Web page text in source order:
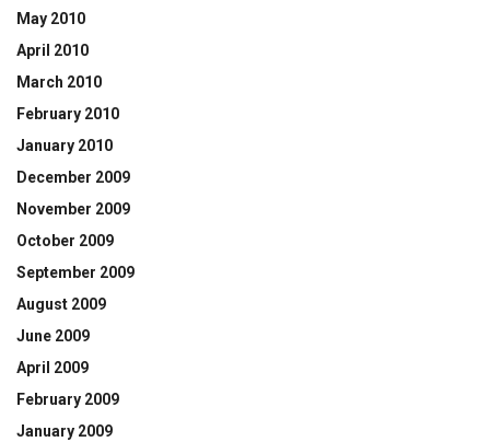
May 2010
April 2010
March 2010
February 2010
January 2010
December 2009
November 2009
October 2009
September 2009
August 2009
June 2009
April 2009
February 2009
January 2009